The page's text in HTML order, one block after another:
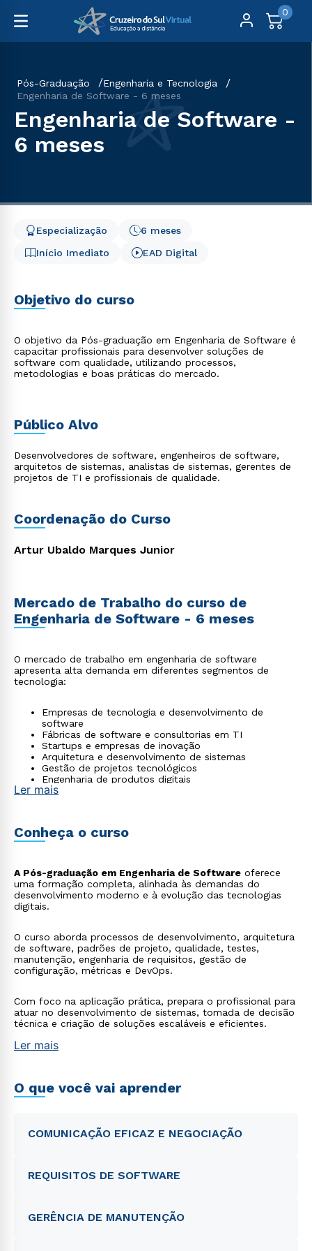
0
Pós-Graduação
Engenharia e Tecnologia
Engenharia de Software - 6 meses
Engenharia de Software -
6 meses
Início Imediato
6 meses
Especialização
EAD Digital
Objetivo do curso
O objetivo da Pós-graduação em Engenharia de Software é
capacitar profissionais para desenvolver soluções de
software com qualidade, utilizando processos,
metodologias e boas práticas do mercado.
Público Alvo
Desenvolvedores de software, engenheiros de software,
arquitetos de sistemas, analistas de sistemas, gerentes de
projetos de TI e profissionais de qualidade.
Coordenação do Curso
Artur Ubaldo Marques Junior
Mercado de Trabalho do curso de
Engenharia de Software - 6 meses
O mercado de trabalho em engenharia de software
apresenta alta demanda em diferentes segmentos de
tecnologia:
Empresas de tecnologia e desenvolvimento de
software
Fábricas de software e consultorias em TI
Startups e empresas de inovação
Arquitetura e desenvolvimento de sistemas
Gestão de projetos tecnológicos
Engenharia de produtos digitais
Ler mais
Conheça o curso
A Pós-graduação em Engenharia de Software oferece
uma formação completa, alinhada às demandas do
desenvolvimento moderno e à evolução das tecnologias
digitais.
O curso aborda processos de desenvolvimento, arquitetura
de software, padrões de projeto, qualidade, testes,
manutenção, engenharia de requisitos, gestão de
configuração, métricas e DevOps.
Com foco na aplicação prática, prepara o profissional para
atuar no desenvolvimento de sistemas, tomada de decisão
técnica e criação de soluções escaláveis e eficientes.
Ler mais
O que você vai aprender
COMUNICAÇÃO EFICAZ E NEGOCIAÇÃO
REQUISITOS DE SOFTWARE
GERÊNCIA DE MANUTENÇÃO